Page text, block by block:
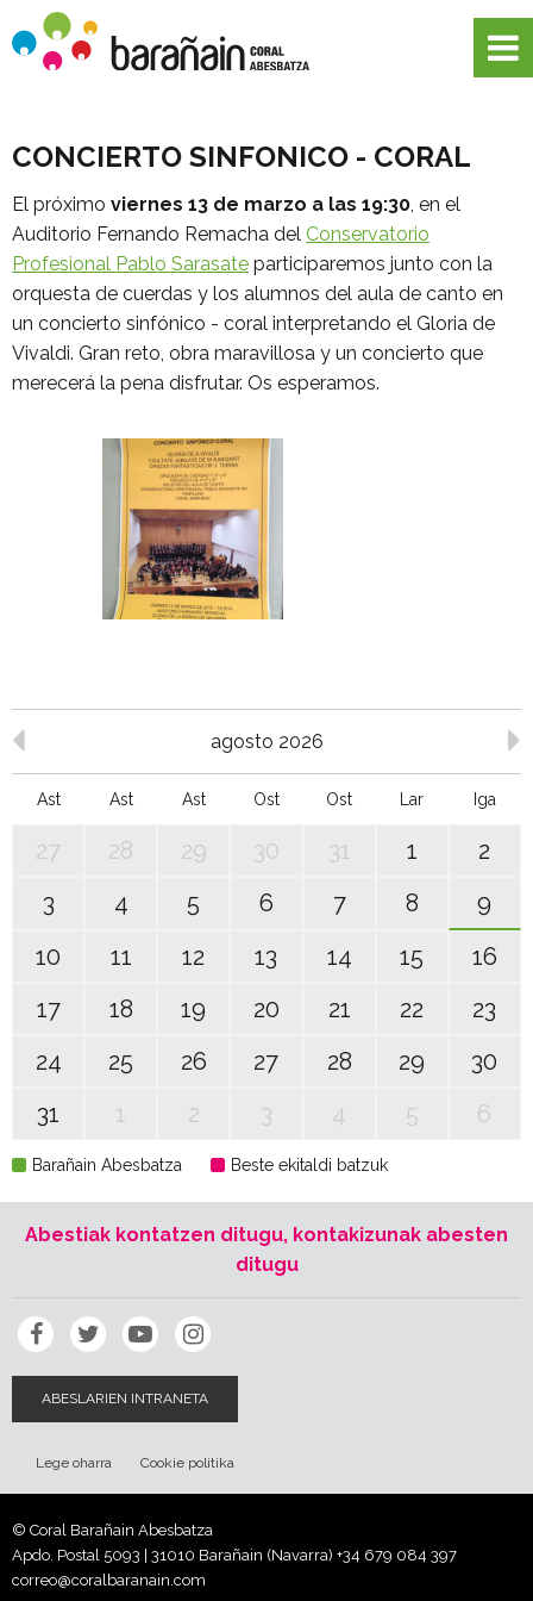
CONCIERTO SINFONICO - CORAL
El próximo viernes 13 de marzo a las 19:30, en el
Auditorio Fernando Remacha del Conservatorio
Profesional Pablo Sarasate participaremos junto con la
orquesta de cuerdas y los alumnos del aula de canto en
un concierto sinfónico - coral interpretando el Gloria de
Vivaldi. Gran reto, obra maravillosa y un concierto que
merecerá la pena disfrutar. Os esperamos.
agosto 2026
Ast Ast Ast Ost Ost Lar Iga
27 28 29 30 31 1
2
3
4 5 6 7 8
9
10
11 12 13 14 15
16
17
18 19 20 21 22
23
24
25 26 27 28 29
30
31
1 2 3 4 5 6
Barañain Abesbatza Beste ekitaldi batzuk
Abestiak kontatzen ditugu, kontakizunak abesten
ditugu
ABESLARIEN INTRANETA
Lege oharra Cookie politika
© Coral Barañain Abesbatza
Apdo. Postal 5093 | 31010 Barañain (Navarra) +34 679 084 397
correo@coralbaranain.com